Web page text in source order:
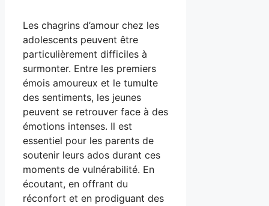
Les chagrins d’amour chez les
adolescents peuvent être
particulièrement difficiles à
surmonter. Entre les premiers
émois amoureux et le tumulte
des sentiments, les jeunes
peuvent se retrouver face à des
émotions intenses. Il est
essentiel pour les parents de
soutenir leurs ados durant ces
moments de vulnérabilité. En
écoutant, en offrant du
réconfort et en prodiguant des